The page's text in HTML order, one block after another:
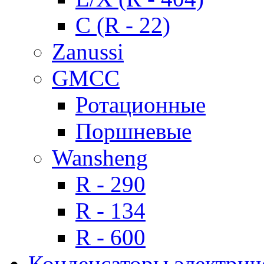
C (R - 22)
Zanussi
GMCC
Ротационные
Поршневые
Wansheng
R - 290
R - 134
R - 600